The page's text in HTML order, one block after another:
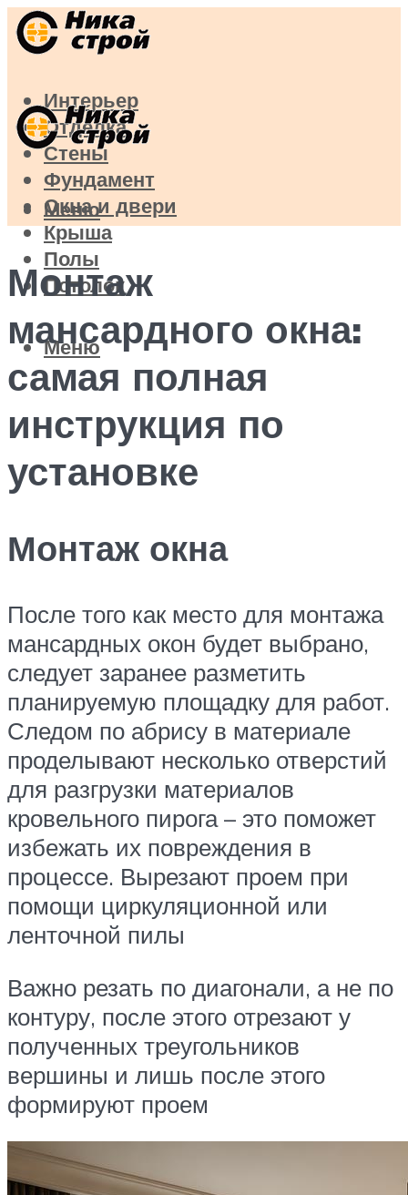
Интерьер
Отделка
Стены
Фундамент
Окна и двери
Крыша
Полы
Потолок
Меню
Меню
Монтаж
мансардного окна:
самая полная
инструкция по
установке
Монтаж окна
После того как место для монтажа
мансардных окон будет выбрано,
следует заранее разметить
планируемую площадку для работ.
Следом по абрису в материале
проделывают несколько отверстий
для разгрузки материалов
кровельного пирога – это поможет
избежать их повреждения в
процессе. Вырезают проем при
помощи циркуляционной или
ленточной пилы
Важно резать по диагонали, а не по
контуру, после этого отрезают у
полученных треугольников
вершины и лишь после этого
формируют проем